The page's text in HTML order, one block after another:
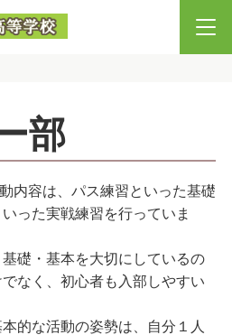
部
内容は、パス練習といった基礎
った実戦練習を行っていま
礎・基本を大切にしているの
なく、初心者も入部しやすい
的な活動の姿勢は、自分１人